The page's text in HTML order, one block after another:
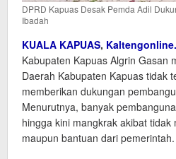
DPRD Kapuas Desak Pemda Adil
Ibadah
KUALA KAPUAS,
Kabupaten Kapuas Algrin Gasan
Daerah Kabupaten Kapuas tidak
memberikan dukungan
Menurutnya, banyak
hingga kini mangkrak akibat tidak
maupun bantuan dari pemerintah.